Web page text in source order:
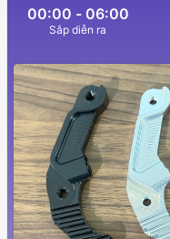
00:00 - 06:00
Sắp diễn ra